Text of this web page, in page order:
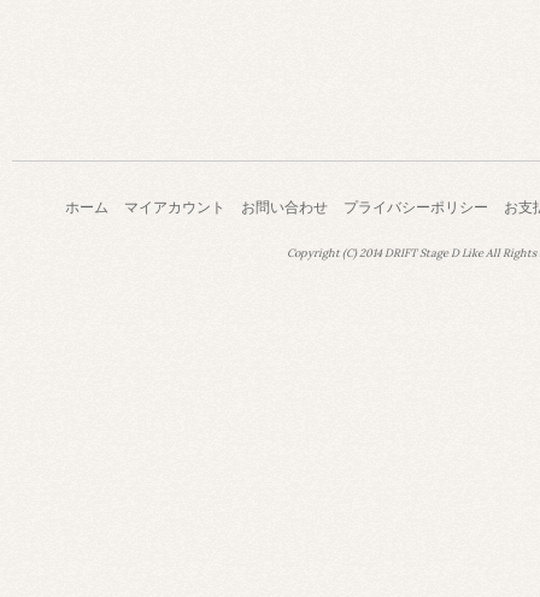
ホーム マイアカウント お問い合わせ プライバシーポリシー お支
Copyright (C) 2014 DRIFT Stage D Like All